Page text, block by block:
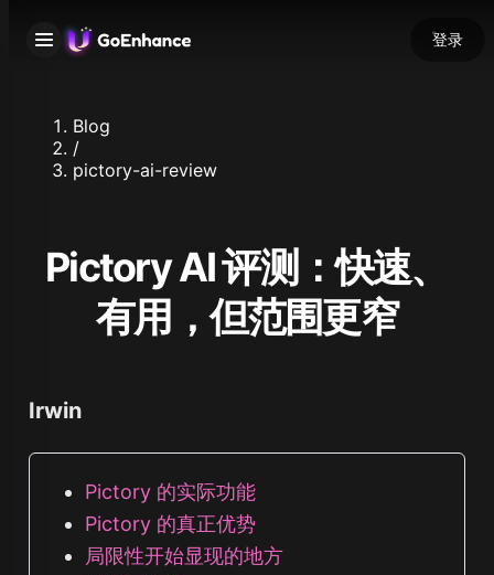
登录
Blog
/
pictory-ai-review
Pictory AI 评测：快速、
有用，但范围更窄
Irwin
Pictory 的实际功能
Pictory 的真正优势
局限性开始显现的地方